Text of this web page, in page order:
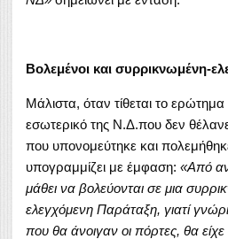
Βολεμένοι και συρρικνωμένη-
Μάλιστα, όταν τίθεται το ερώτημα
εσωτερικό της Ν.Δ.που δεν
που υπονομεύτηκε και
υπογραμμίζει με έμφαση: «Από
μάθει να βολεύονται σε μια
ελεγχόμενη Παράταξη, γιατί
που θα άνοιγαν οι πόρτες, θα